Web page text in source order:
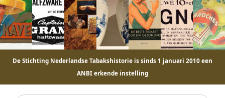
De Stichting Nederlandse Tabakshistorie is sinds 1 januari 2010 een
ANBI erkende instelling